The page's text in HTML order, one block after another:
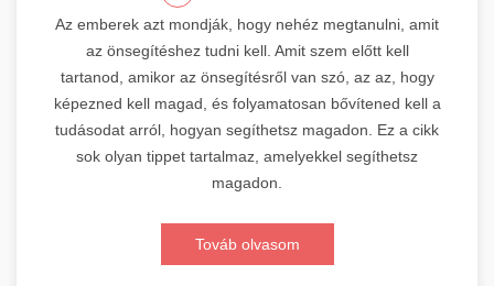
Az emberek azt mondják, hogy nehéz megtanulni, amit
az önsegítéshez tudni kell. Amit szem előtt kell
tartanod, amikor az önsegítésről van szó, az az, hogy
képezned kell magad, és folyamatosan bővítened kell a
tudásodat arról, hogyan segíthetsz magadon. Ez a cikk
sok olyan tippet tartalmaz, amelyekkel segíthetsz
magadon.
Továb olvasom